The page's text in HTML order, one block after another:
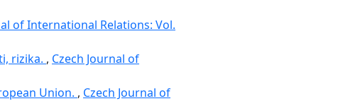
of International Relations: Vol.
rizika. , Czech Journal of
Union. , Czech Journal of